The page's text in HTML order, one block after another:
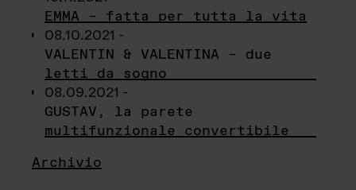
EMMA – fatta per tutta la vita
08.10.2021 -
VALENTIN & VALENTINA – due
letti da sogno
08.09.2021 -
GUSTAV, la parete
multifunzionale convertibile
Archivio